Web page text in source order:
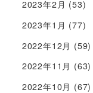
2023年2月 (53)
2023年1月 (77)
2022年12月 (59)
2022年11月 (63)
2022年10月 (67)